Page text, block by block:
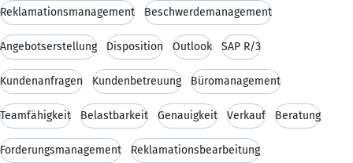
Reklamationsmanagement Beschwerdemanagement
Angebotserstellung Disposition Outlook SAP R/3
Kundenanfragen Kundenbetreuung Büromanagement
Teamfähigkeit Belastbarkeit Genauigkeit Verkauf Beratung
Forderungsmanagement Reklamationsbearbeitung